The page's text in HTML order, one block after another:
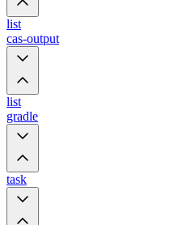
list
cas-output
list
gradle
task